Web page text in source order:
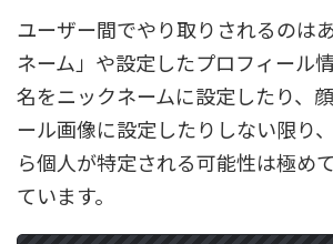
ユーザー間でやり取りされるのは
ネーム」や設定したプロフィール
名をニックネームに設定したり、
ール画像に設定したりしない限り
ら個人が特定される可能性は極め
ています。